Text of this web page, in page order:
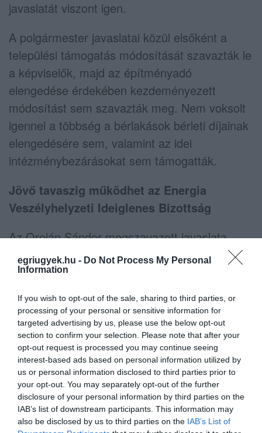
egriugyek.hu - Do Not Process My Personal
Information
If you wish to opt-out of the sale, sharing to third parties, or
processing of your personal or sensitive information for
targeted advertising by us, please use the below opt-out
section to confirm your selection. Please note that after your
opt-out request is processed you may continue seeing
interest-based ads based on personal information utilized by
us or personal information disclosed to third parties prior to
your opt-out. You may separately opt-out of the further
disclosure of your personal information by third parties on the
IAB’s list of downstream participants. This information may
also be disclosed by us to third parties on the IAB’s List of
javaslatát viszont igen.
A polgármester javaslatai közül elsőként a
települési támogatás módosítását szavazták le
a képviselők, majd az építményadó
elengedése érdekében kezdeményezett
módosítást sem szavazták meg. Nem voksolt
igennel a többség a bérlakások bérleti díjainak
elengedésére sem, valamint az idei
intézménybezárásokat sem támogatták.
Jövő tavaszig működhet az Energia
Veszélyhelyzeti Ideiglenes Bizottság
Az Oroján Sándor megszavazott javaslata
alapján felálló Energia Veszélyhelyzeti
Ideiglenes Bizottság feladata az energia
önkormányzat, az intézmények és az
önkormányzati tulajdonú gazdasági társaságok
energiamegtakarítási és költségcsökkentő
intézkedési lehetőségeinek feltérképezése, és
intézkedési terv előkészítése.
A bizottság folyamatosan figyelemmel kíséri az
energia-veszélyhelyzet alakulását, és az